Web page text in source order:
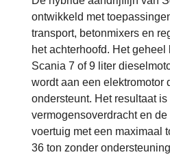
ontwikkeld met
transport, betonmixers en
het achterhoofd. Het geheel
Scania 7 of 9 liter
wordt aan een elektromotor
ondersteunt. Het resultaat
vermogensoverdracht en
voertuig met een maximaal
36 ton zonder